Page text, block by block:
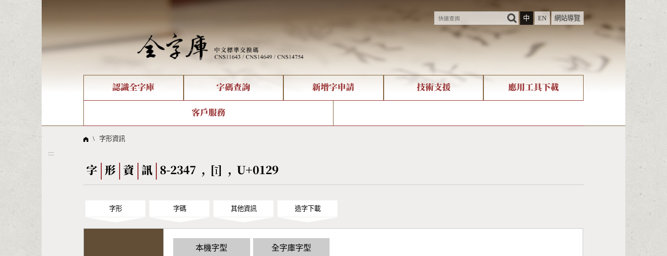
:::
中
EN 網站導覽
認識全字庫
全字庫現況
線上教學
字碼查詢
部件查詢
倉頡查詢
Big5查詢 拼音查詢
新增字申請 技術支援
造字解決方案
應用工具下載
字形下載
客戶服務
問題集
\ 字形資訊
:::
字 形 資 訊 8-2347 , [ĩ] , U+0129
字形 字碼 其他資訊 造字下載
本機字型 全字庫字型